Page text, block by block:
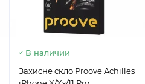
В наличии
Захисне скло Proove Achilles